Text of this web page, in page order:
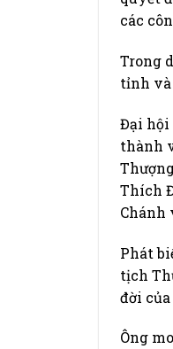
các
Trong
tỉnh và
Đại hội
thành
Thích
Chánh
Phát
tịch
đời
Ông